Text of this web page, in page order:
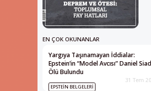
EN ÇOK OKUNANLAR
Yargıya Taşınamayan İddialar:
Epstein’in “Model Avcısı” Daniel Siad
Ölü Bulundu
EPSTEIN BELGELERI
31 Tem